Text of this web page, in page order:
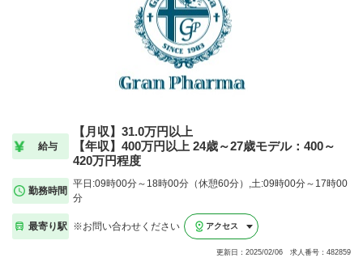
給与
【月収】31.0万円以上
【年収】400万円以上 24歳～27歳モデル：400～
420万円程度
勤務時間
平日:09時00分～18時00分（休憩60分）,土:09時00分～17時00
分
最寄り駅 ※お問い合わせください アクセス
更新日：2025/02/06 求人番号：482859